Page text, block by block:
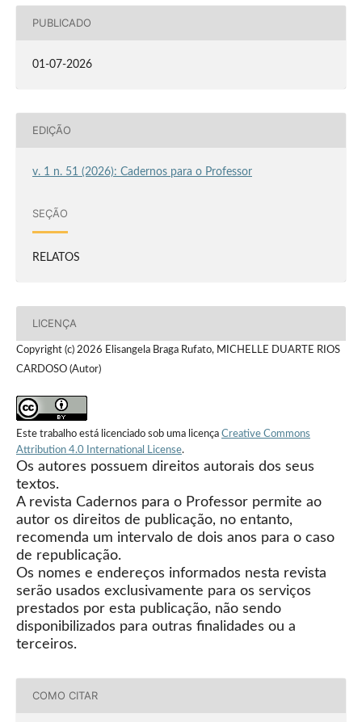
PUBLICADO
01-07-2026
EDIÇÃO
v. 1 n. 51 (2026): Cadernos para o Professor
SEÇÃO
RELATOS
LICENÇA
Copyright (c) 2026 Elisangela Braga Rufato, MICHELLE DUARTE RIOS
CARDOSO (Autor)
Este trabalho está licenciado sob uma licença Creative Commons
Attribution 4.0 International License.
Os autores possuem direitos autorais dos seus
textos.
A revista Cadernos para o Professor permite ao
autor os direitos de publicação, no entanto,
recomenda um intervalo de dois anos para o caso
de republicação.
Os nomes e endereços informados nesta revista
serão usados exclusivamente para os serviços
prestados por esta publicação, não sendo
disponibilizados para outras finalidades ou a
terceiros.
COMO CITAR